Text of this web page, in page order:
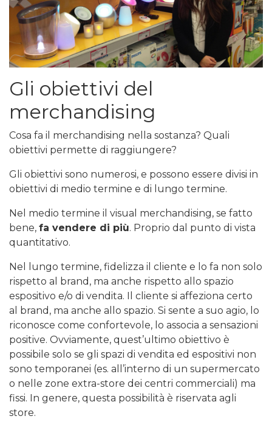
Gli obiettivi del
merchandising
Cosa fa il merchandising nella sostanza? Quali
obiettivi permette di raggiungere?
Gli obiettivi sono numerosi, e possono essere divisi in
obiettivi di medio termine e di lungo termine.
Nel medio termine il visual merchandising, se fatto
bene, fa vendere di più. Proprio dal punto di vista
quantitativo.
Nel lungo termine, fidelizza il cliente e lo fa non solo
rispetto al brand, ma anche rispetto allo spazio
espositivo e/o di vendita. Il cliente si affeziona certo
al brand, ma anche allo spazio. Si sente a suo agio, lo
riconosce come confortevole, lo associa a sensazioni
positive. Ovviamente, quest’ultimo obiettivo è
possibile solo se gli spazi di vendita ed espositivi non
sono temporanei (es. all’interno di un supermercato
o nelle zone extra-store dei centri commerciali) ma
fissi. In genere, questa possibilità è riservata agli
store.